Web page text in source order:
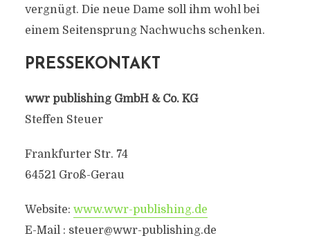
vergnügt. Die neue Dame soll ihm wohl bei
einem Seitensprung Nachwuchs schenken.
PRESSEKONTAKT
wwr publishing GmbH & Co. KG
Steffen Steuer
Frankfurter Str. 74
64521 Groß-Gerau
Website: www.wwr-publishing.de
E-Mail : steuer@wwr-publishing.de